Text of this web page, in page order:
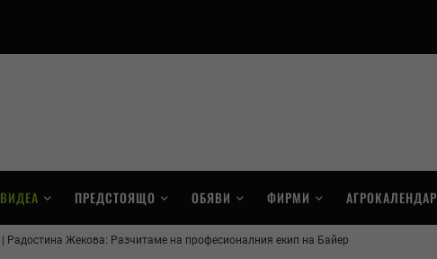
ВИДЕА ПРЕДСТОЯЩО ОБЯВИ ФИРМИ АГРОКАЛЕНДАР
Радостина Жекова: Разчитаме на професионалния екип на Байер